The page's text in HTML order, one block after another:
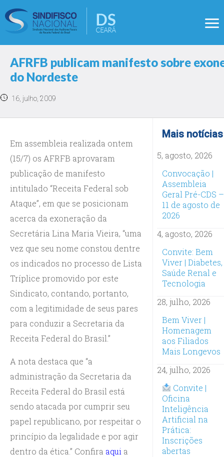
AFRFB publicam manifesto sobre
do Nordeste
16, julho, 2009
Em assembleia realizada ontem
(15/7) os AFRFB aprovaram
publicação de manifesto
intitulado “Receita Federal sob
Ataque”, em que se posicionam
acerca da exoneração da
Secretária Lina Maria Vieira, “uma
vez que seu nome constou dentre
os indicados no processo de Lista
Tríplice promovido por este
Sindicato, contando, portanto,
com a legitimidade de seus pares
para conduzir a Secretaria da
Receita Federal do Brasil.”
A nota destaca que “a
administração da Secretaria da
Receita Federal do Brasil está
sendo atacada por cumprir seu
papel republicano, por respeitar o
princípio da legalidade e por agir
dentro da ética.” Confira aqui a
Mais notícias
5, agosto, 2026
Convocação |
Assembleia
Geral Pré-CDS –
11 de agosto de
2026
4, agosto, 2026
Convite: Bem
Viver | Diabetes,
Saúde Renal e
Tecnologia
28, julho, 2026
Bem Viver |
Homenagem
aos Filiados
Mais Longevos
24, julho, 2026
Convite |
Oficina
Inteligência
Artificial na
Prática:
Inscrições
abertas